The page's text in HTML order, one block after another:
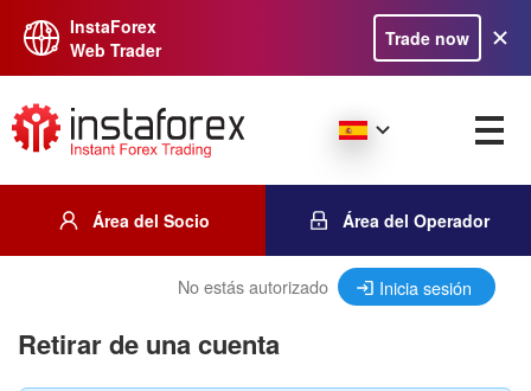
InstaForex
Web Trader
Trade now
Área del Socio Área del Operador
No estás autorizado Inicia sesión
Retirar de una cuenta